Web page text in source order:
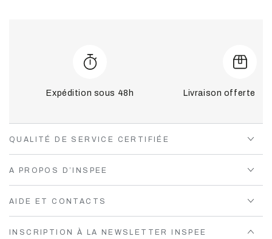
Expédition sous 48h Livraison offerte
QUALITÉ DE SERVICE CERTIFIÉE
A PROPOS D’INSPEE
AIDE ET CONTACTS
INSCRIPTION À LA NEWSLETTER INSPEE